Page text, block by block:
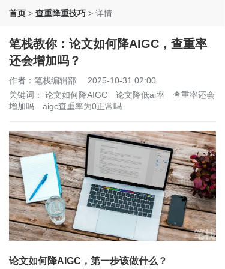
首页 > 查重降重技巧 > 详情
笔栈教你：论文如何降AIGC，查重率
还会增加吗？
作者：笔栈编辑部
2025-10-31 02:00
关键词： 论文如何降AIGC 论文降低ai率
查重率还会
增加吗
aigc查重率为0正常吗
论文如何降AIGC，第一步该做什么？